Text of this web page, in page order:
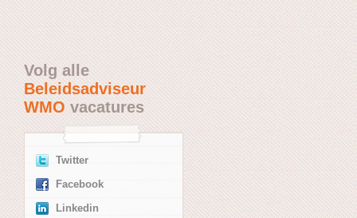
Volg alle
Beleidsadviseur
WMOvacatures
Twitter
Facebook
Linkedin